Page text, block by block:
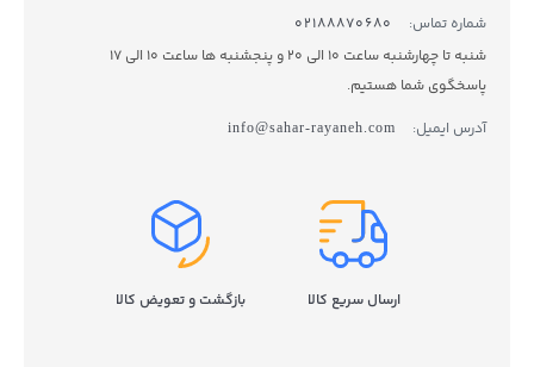
شماره تماس:
02188870680
شنبه تا چهارشنبه ساعت 10 الی 20 و پنجشنبه ها ساعت 10 الی 17
پاسخگوی شما هستیم.
آدرس ایمیل:
info@sahar-rayaneh.com
ارسال سریع کالا بازگشت و تعویض کالا